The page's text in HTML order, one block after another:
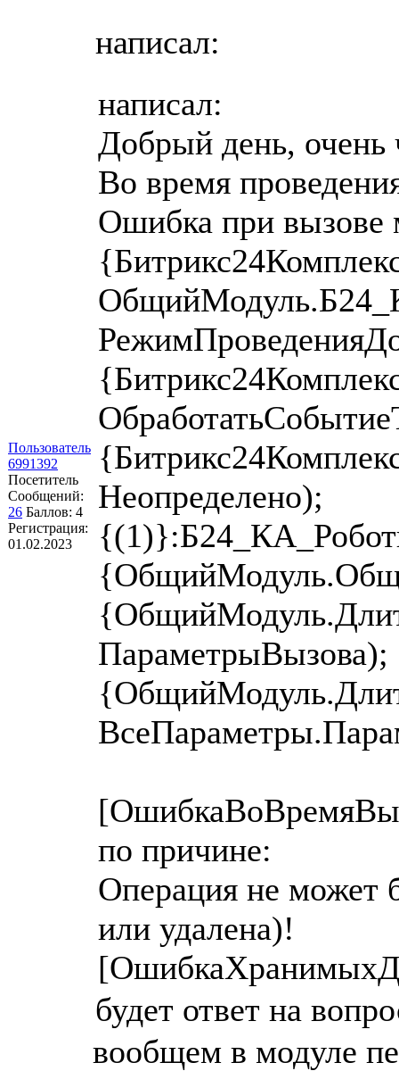
Пользователь
6991392
Посетитель
Сообщений:
26 Баллов: 4
Регистрация:
01.02.2023
написал:
написал:
Добрый день, очень
Во время
Ошибка при вызове
Неопределено);
ПараметрыВызова);
по причине:
Операция не может
или удалена)!
будет ответ на
вообщем в модуле